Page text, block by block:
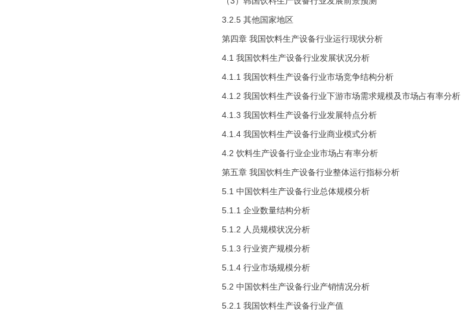
3.2.5 其他国家地区
第四章 我国饮料生产设备行业运行现状分析
4.1 我国饮料生产设备行业发展状况分析
4.1.1 我国饮料生产设备行业市场竞争结构分析
4.1.2 我国饮料生产设备行业下游市场需求规模及市场占有率分析
4.1.3 我国饮料生产设备行业发展特点分析
4.1.4 我国饮料生产设备行业商业模式分析
4.2 饮料生产设备行业企业市场占有率分析
第五章 我国饮料生产设备行业整体运行指标分析
5.1 中国饮料生产设备行业总体规模分析
5.1.1 企业数量结构分析
5.1.2 人员规模状况分析
5.1.3 行业资产规模分析
5.1.4 行业市场规模分析
5.2 中国饮料生产设备行业产销情况分析
5.2.1 我国饮料生产设备行业产值